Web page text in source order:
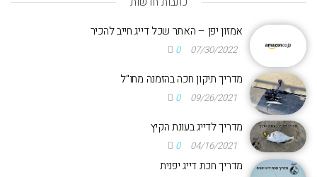
אמזון יפן – האתר שכל דייג חייב להכיר
07/30/2022
0
מדריך תיקון חכה בהזמנה מחו"ל
09/26/2021
0
מדריך לדייג בעונת הקיץ
04/16/2021
0
מדריך חכת דייג יפנית